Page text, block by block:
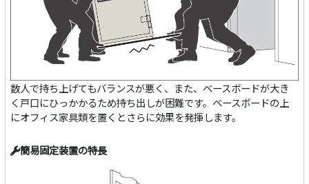
数人で持ち上げてもバランスが悪く、また、ベースボードが大き
く戸口にひっかかるため持ち出しが困難です。ベースボードの上
にオフィス家具類を置くとさらに効果を発揮します。
簡易固定装置の特長